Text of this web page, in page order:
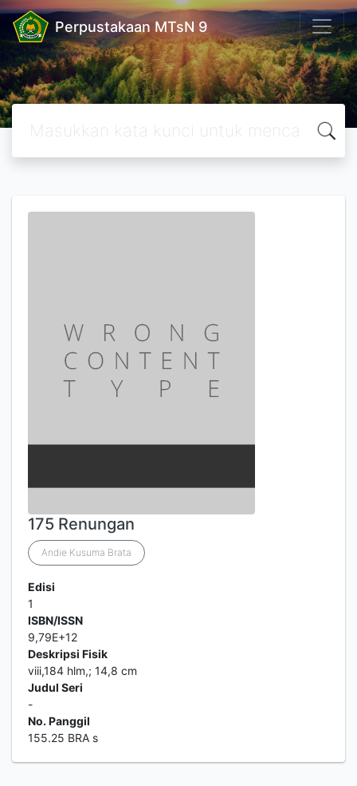
Perpustakaan MTsN 9
175 Renungan
Andie Kusuma Brata
Edisi
1
ISBN/ISSN
9,79E+12
Deskripsi Fisik
viii,184 hlm,; 14,8 cm
Judul Seri
-
No. Panggil
155.25 BRA s